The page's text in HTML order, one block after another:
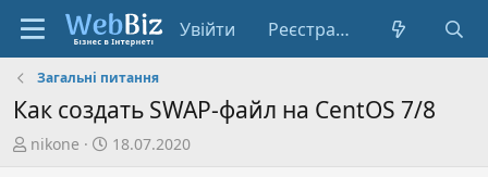
Увійти Реєстрація
Загальні питання
Как создать SWAP-файл на CentOS 7/8
А
nikone
Д
18.07.2020